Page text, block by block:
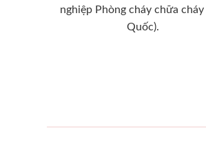
nghiệp Phòng cháy chữa cháy
Quốc).